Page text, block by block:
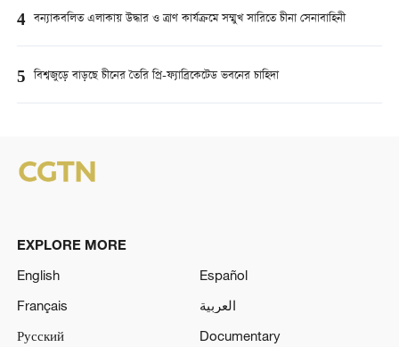
4 বন্যাকবলিত এলাকায় উদ্ধার ও ত্রাণ কার্যক্রমে সম্মুখ সারিতে চীনা সেনাবাহিনী
5 বিশ্বজুড়ে বাড়ছে চীনের তৈরি প্রি-ফ্যাব্রিকেটেড ভবনের চাহিদা
EXPLORE MORE
English
Español
Français
العربية
Русский
Documentary